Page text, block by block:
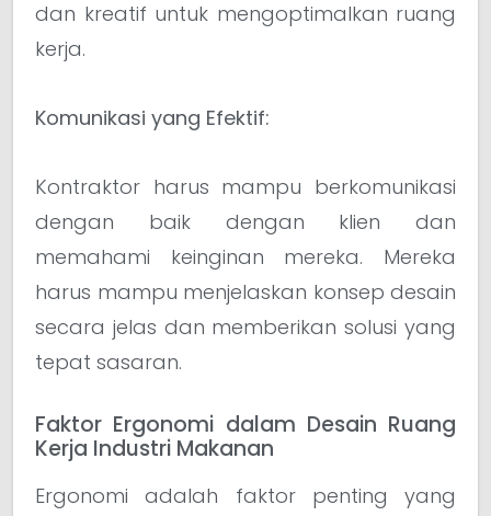
dan kreatif untuk mengoptimalkan ruang
kerja.
Komunikasi yang Efektif:
Kontraktor harus mampu berkomunikasi
dengan baik dengan klien dan
memahami keinginan mereka. Mereka
harus mampu menjelaskan konsep desain
secara jelas dan memberikan solusi yang
tepat sasaran.
Faktor Ergonomi dalam Desain Ruang
Kerja Industri Makanan
Ergonomi adalah faktor penting yang